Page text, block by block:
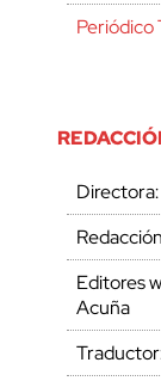
Periódico
Editores
Acuña